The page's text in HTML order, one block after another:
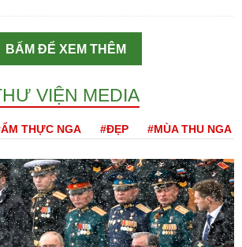
BẤM ĐỂ XEM THÊM
VIỆN MEDIA
THỰC NGA #ĐẸP #MÙA THU NGA